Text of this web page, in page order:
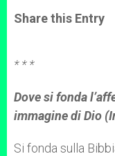
t
s
s
e
e
b
Share this Entry
* * *
Dove si fonda
immagine di Dio
Si fonda sulla